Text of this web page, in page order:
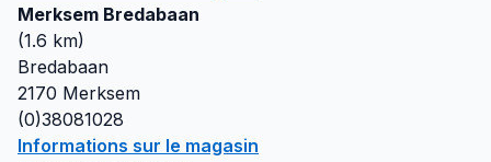
Merksem Bredabaan
(1.6 km)
Bredabaan
2170 Merksem
(0)38081028
Informations sur le magasin